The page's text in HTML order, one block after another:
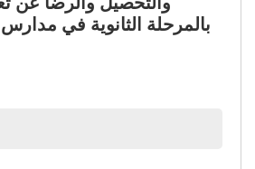
بالمرحلة الثانوية في مدارس